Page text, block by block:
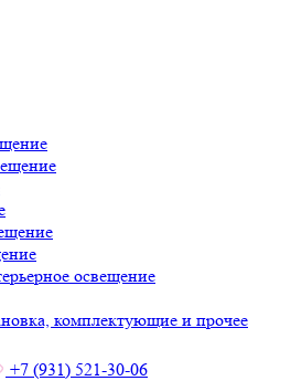
освещение
комплектующие и прочее
+7 (931) 521-30-06